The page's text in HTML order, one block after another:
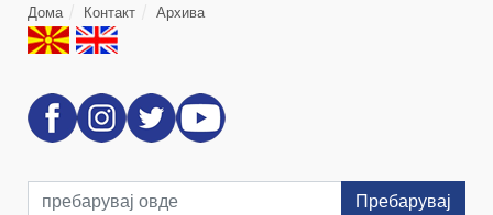
Дома Контакт Архива
Пребарувај